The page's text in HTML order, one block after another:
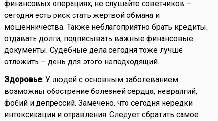
финансовых операциях, не слушайте советчиков –
сегодня есть риск стать жертвой обмана и
мошенничества. Также неблагоприятно брать кредиты,
отдавать долги, подписывать важные финансовые
документы. Судебные дела сегодня тоже лучше
отложить – день для этого неподходящий.
Здоровье: У людей с основным заболеванием
возможны обострение болезней сердца, невралгий,
фобий и депрессий. Замечено, что сегодня нередки
интоксикации и отравления. Следует обратить самое